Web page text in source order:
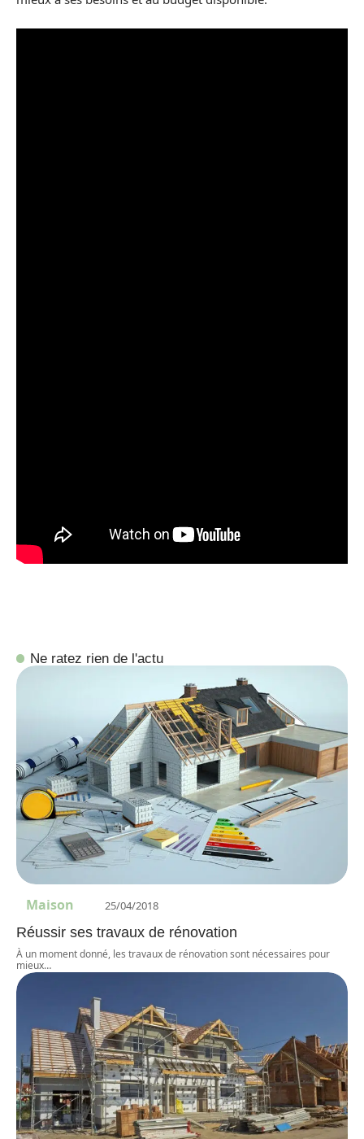
Ne ratez rien de l'actu
Maison 25/04/2018
Réussir ses travaux de rénovation
À un moment donné, les travaux de rénovation sont nécessaires pour
mieux…